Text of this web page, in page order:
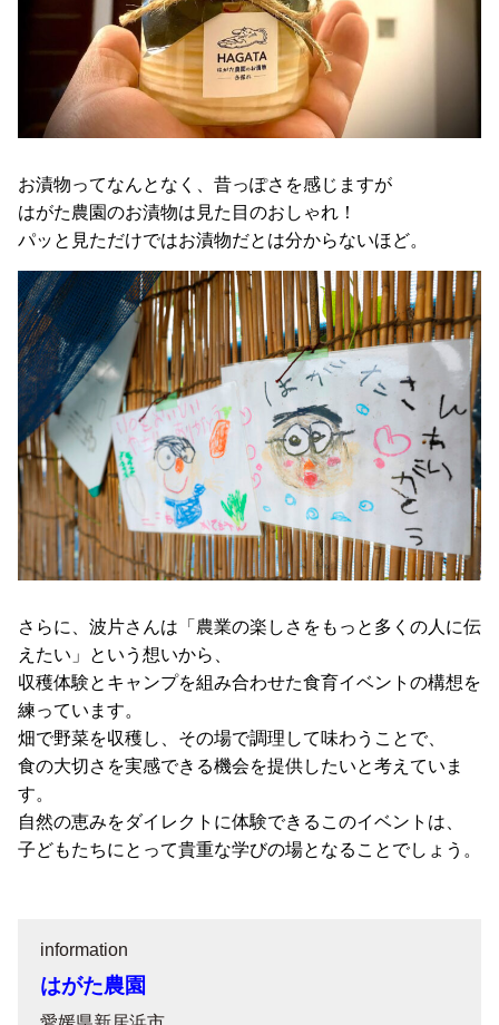
お漬物ってなんとなく、昔っぽさを感じますが
はがた農園のお漬物は見た目のおしゃれ！
パッと見ただけではお漬物だとは分からないほど。
さらに、波片さんは「農業の楽しさをもっと多くの人に伝
えたい」という想いから、
収穫体験とキャンプを組み合わせた食育イベントの構想を
練っています。
畑で野菜を収穫し、その場で調理して味わうことで、
食の大切さを実感できる機会を提供したいと考えていま
す。
自然の恵みをダイレクトに体験できるこのイベントは、
子どもたちにとって貴重な学びの場となることでしょう。
information
はがた農園